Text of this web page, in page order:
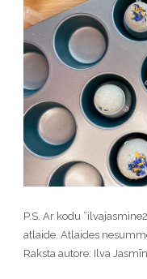
P.S. Ar kodu
atlaide. Atlaides
Raksta autore: Ilva